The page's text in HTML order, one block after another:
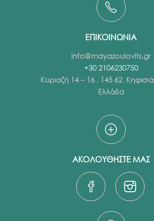
ΕΠΙΚΟΙΝΩΝΙΑ
info@mayazoulovits.gr
+30 2106230750
Κυριαζή 14 – 16 , 145 62,
Ελλάδα
ΑΚΟΛΟΥΘΗΣΤΕ ΜΑΣ